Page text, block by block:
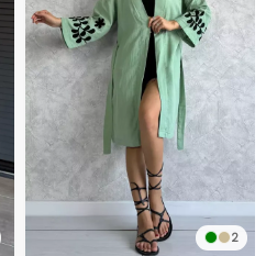
2
İndirimli Ürün